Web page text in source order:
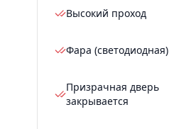
Высокий проход
Фара (светодиодная)
Призрачная дверь
закрывается